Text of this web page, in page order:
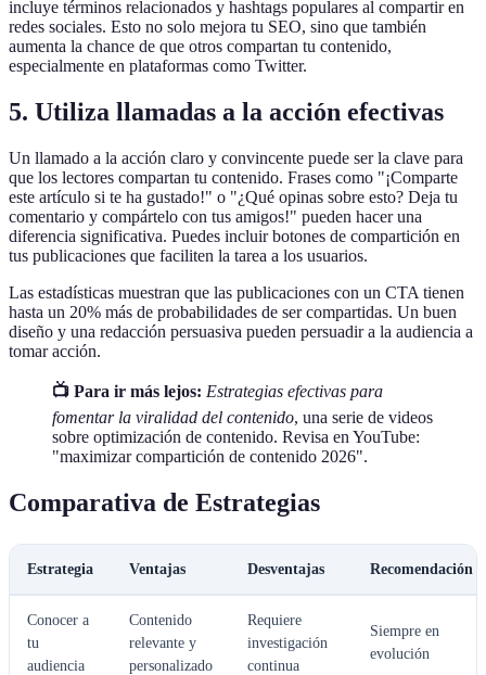
incluye términos relacionados y hashtags populares al compartir en
redes sociales. Esto no solo mejora tu SEO, sino que también
aumenta la chance de que otros compartan tu contenido,
especialmente en plataformas como Twitter.
5. Utiliza llamadas a la acción efectivas
Un llamado a la acción claro y convincente puede ser la clave para
que los lectores compartan tu contenido. Frases como "¡Comparte
este artículo si te ha gustado!" o "¿Qué opinas sobre esto? Deja tu
comentario y compártelo con tus amigos!" pueden hacer una
diferencia significativa. Puedes incluir botones de compartición en
tus publicaciones que faciliten la tarea a los usuarios.
Las estadísticas muestran que las publicaciones con un CTA tienen
hasta un 20% más de probabilidades de ser compartidas. Un buen
diseño y una redacción persuasiva pueden persuadir a la audiencia a
tomar acción.
📺 Para ir más lejos: Estrategias efectivas para
fomentar la viralidad del contenido, una serie de videos
sobre optimización de contenido. Revisa en YouTube:
"maximizar compartición de contenido 2026".
Comparativa de Estrategias
Estrategia Ventajas Desventajas Recomendación
Conocer a
tu
audiencia
Contenido
relevante y
personalizado
Requiere
investigación
continua
Siempre en
evolución